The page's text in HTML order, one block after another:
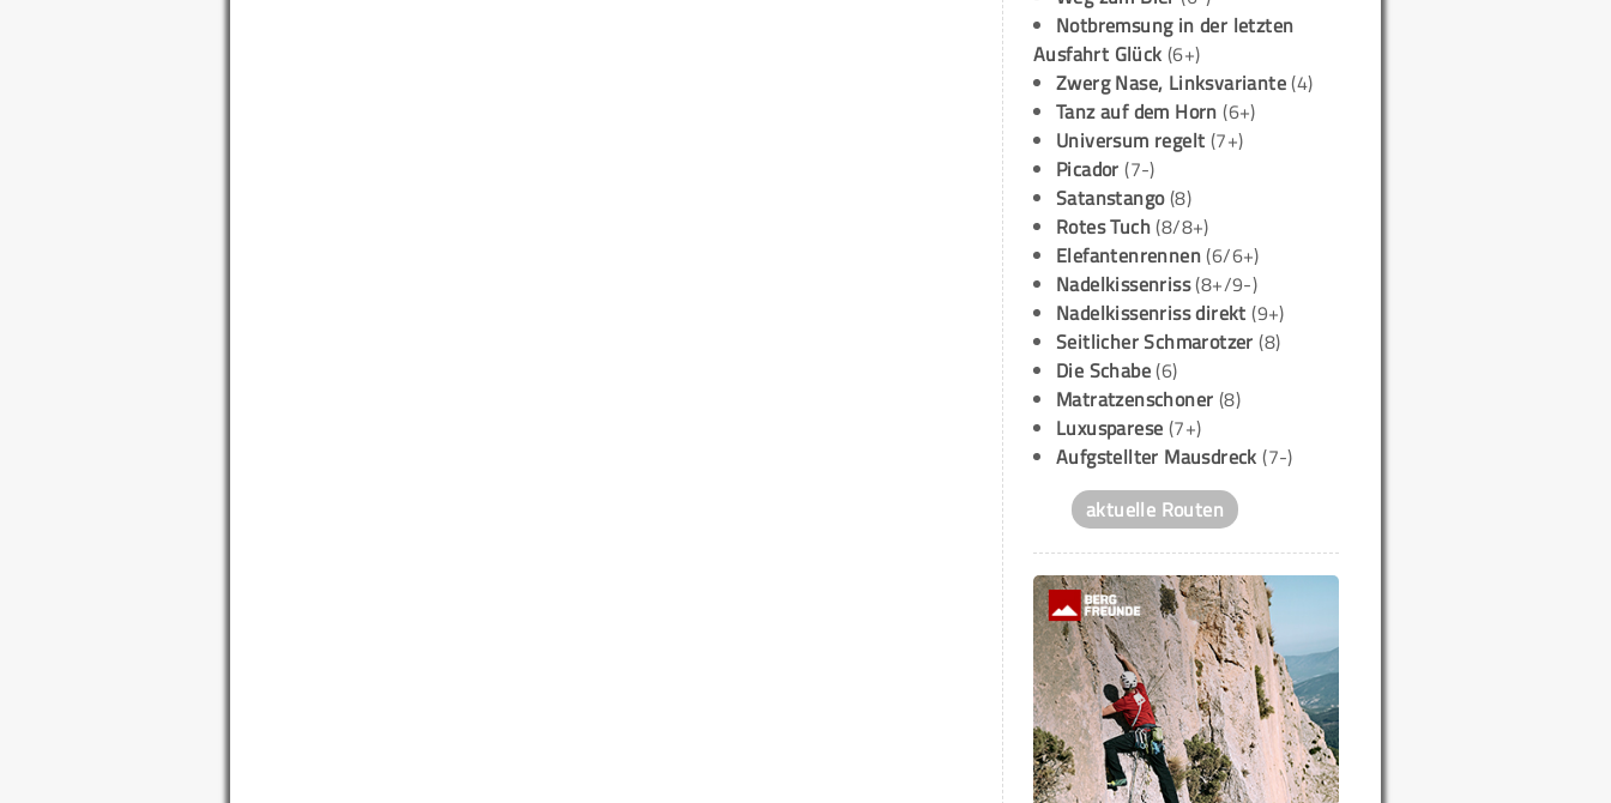
Notbremsung in der letzten
Ausfahrt Glück (6+)
Zwerg Nase, Linksvariante(4)
Tanz auf dem Horn (6+)
Universum regelt (7+)
Picador (7-)
Satanstango(8)
Rotes Tuch(8/8+)
Elefantenrennen(6/6+)
Nadelkissenriss(8+/9-)
Nadelkissenriss direkt (9+)
Seitlicher Schmarotzer (8)
Die Schabe(6)
Matratzenschoner (8)
Luxusparese (7+)
Aufgstellter Mausdreck (7-)
aktuelle Routen